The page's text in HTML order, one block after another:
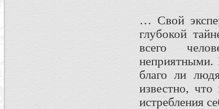
… Свой
глубокой
всего
неприятными.
благо ли
известно,
истребления